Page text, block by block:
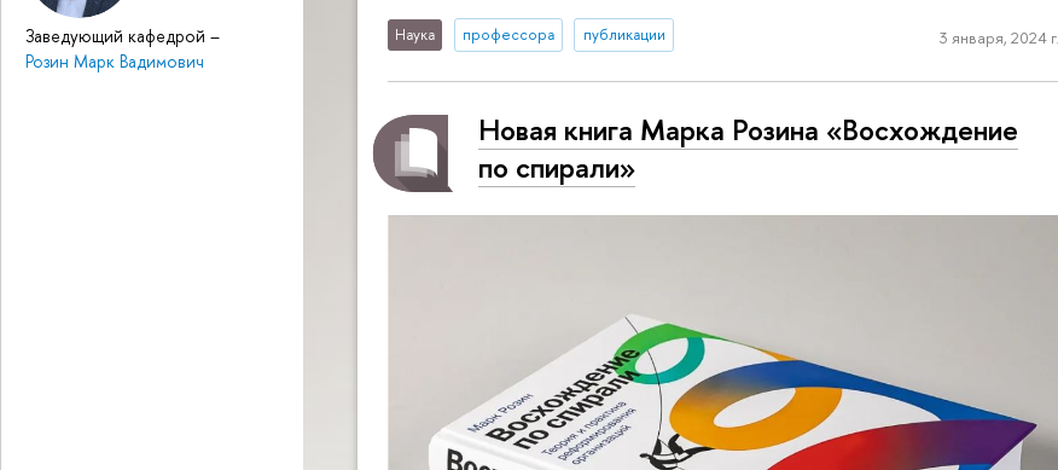
Заведующий кафедрой –
Розин Марк Вадимович
Наука профессора публикации 3 января, 2024 г.
Новая книга Марка Розина «Восхождение
по спирали»